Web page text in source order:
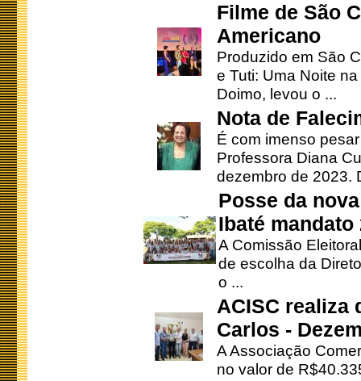
Filme de São
Americano
Produzido em São
e Tuti: Uma Noite
Doimo, levou o ...
Nota de
É com imenso
Professora Diana
dezembro de 2023.
Posse da
Ibaté mandato
A Comissão
de escolha da
o ...
ACISC realiza
Carlos -
A Associação
no valor de